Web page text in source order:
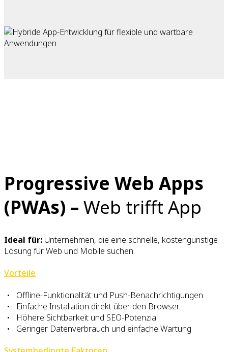
Progressive Web Apps
(PWAs) – Web trifft App
Ideal für: Unternehmen, die eine schnelle, kostengünstige
Lösung für Web und Mobile suchen.
Vorteile
Offline-Funktionalität und Push-Benachrichtigungen
Einfache Installation direkt über den Browser
Höhere Sichtbarkeit und SEO-Potenzial
Geringer Datenverbrauch und einfache Wartung